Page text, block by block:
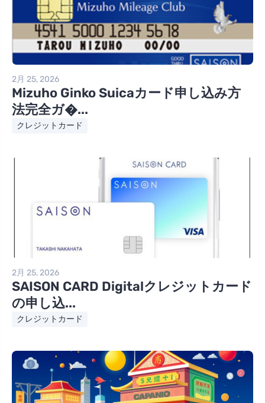
2月 25, 2026
Mizuho Ginko Suicaカード申し込み方
法完全ガ�...
クレジットカード
2月 25, 2026
SAISON CARD Digitalクレジットカード
の申し込...
クレジットカード